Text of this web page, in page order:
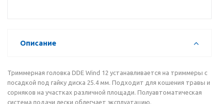
Описание
Триммерная головка DDE Wind 12 устанавливается на триммеры с
посадкой под гайку диска 25.4 мм. Подходит для кошения травы и
сорняков на участках различной площади. Полуавтоматическая
система подачи лески облегчает эксплуатацию.